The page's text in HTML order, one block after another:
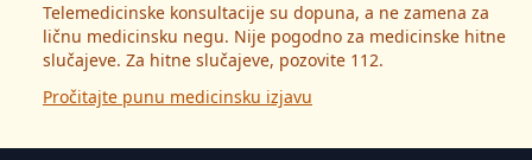
Telemedicinske konsultacije su dopuna, a ne zamena za
ličnu medicinsku negu. Nije pogodno za medicinske hitne
slučajeve. Za hitne slučajeve, pozovite 112.
Pročitajte punu medicinsku izjavu